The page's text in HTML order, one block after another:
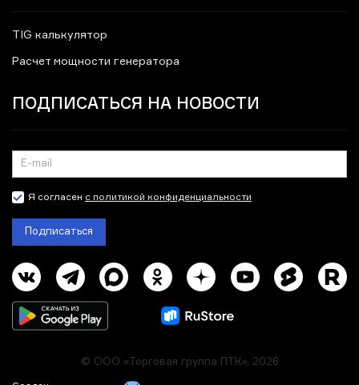
TIG калькулятор
Расчет мощности генератора
ПОДПИСАТЬСЯ НА НОВОСТИ
Я согласен с политикой конфиденциальности
Подписаться
© ООО «Торговая группа ПТК», 2026